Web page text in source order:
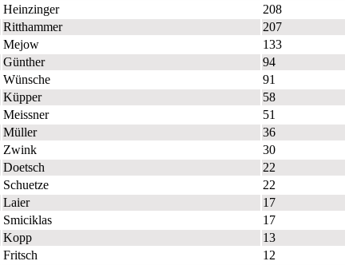
Heinzinger
208
Ritthammer
207
Mejow
133
Günther
94
Wünsche
91
Küpper
58
Meissner
51
Müller
36
Zwink
30
Doetsch
22
Schuetze
22
Laier
17
Smiciklas
17
Kopp
13
Fritsch
12